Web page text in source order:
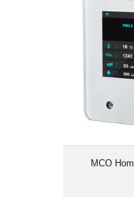
MCO
Az MCO
Wave